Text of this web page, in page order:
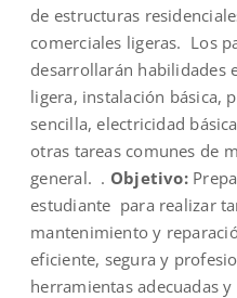
de estructuras
comerciales ligeras. Los
desarrollarán habilidades
ligera, instalación básica,
sencilla, electricidad
otras tareas comunes de
general. . Objetivo:
estudiante para realizar
mantenimiento y
eficiente, segura y
herramientas adecuadas